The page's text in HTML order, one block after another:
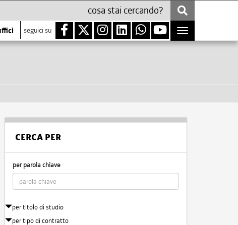
seguici su
Toggle
navigation
CERCA PER
per parola chiave
per titolo di studio
per tipo di contratto